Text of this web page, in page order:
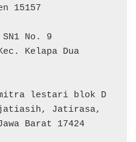
15157
No. 9
Kelapa Dua
mitra lestari blok D
Jatirasa,
Barat 17424